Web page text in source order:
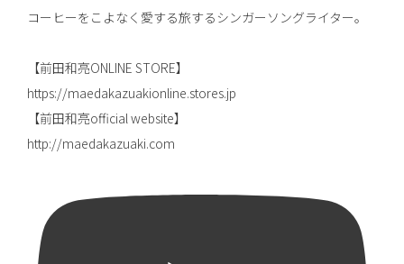
コーヒーをこよなく愛する旅するシンガーソングライター。
【前田和亮ONLINE STORE】
https://maedakazuakionline.stores.jp
【前田和亮official website】
http://maedakazuaki.com